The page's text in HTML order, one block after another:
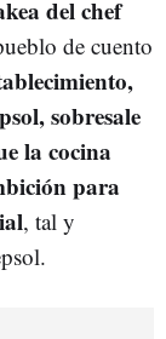
del chef
de cuento
sobresale
la cocina
para
, tal y